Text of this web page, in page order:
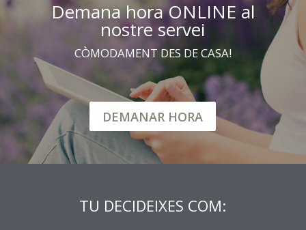
Demana hora ONLINE al
nostre servei
CÒMODAMENT DES DE CASA!
DEMANAR HORA
TU DECIDEIXES COM: